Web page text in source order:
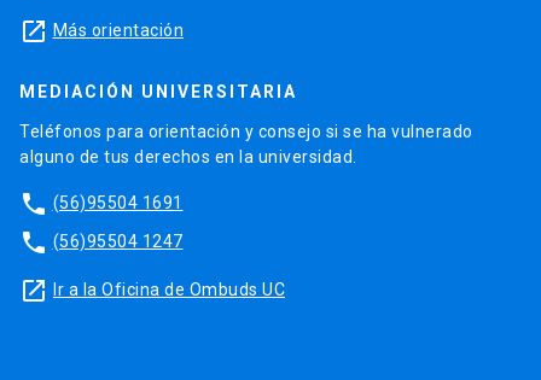
launch Más orientación
MEDIACIÓN UNIVERSITARIA
Teléfonos para orientación y consejo si se ha vulnerado
alguno de tus derechos en la universidad.
phone (56)95504 1691
phone (56)95504 1247
launch Ir a la Oficina de Ombuds UC